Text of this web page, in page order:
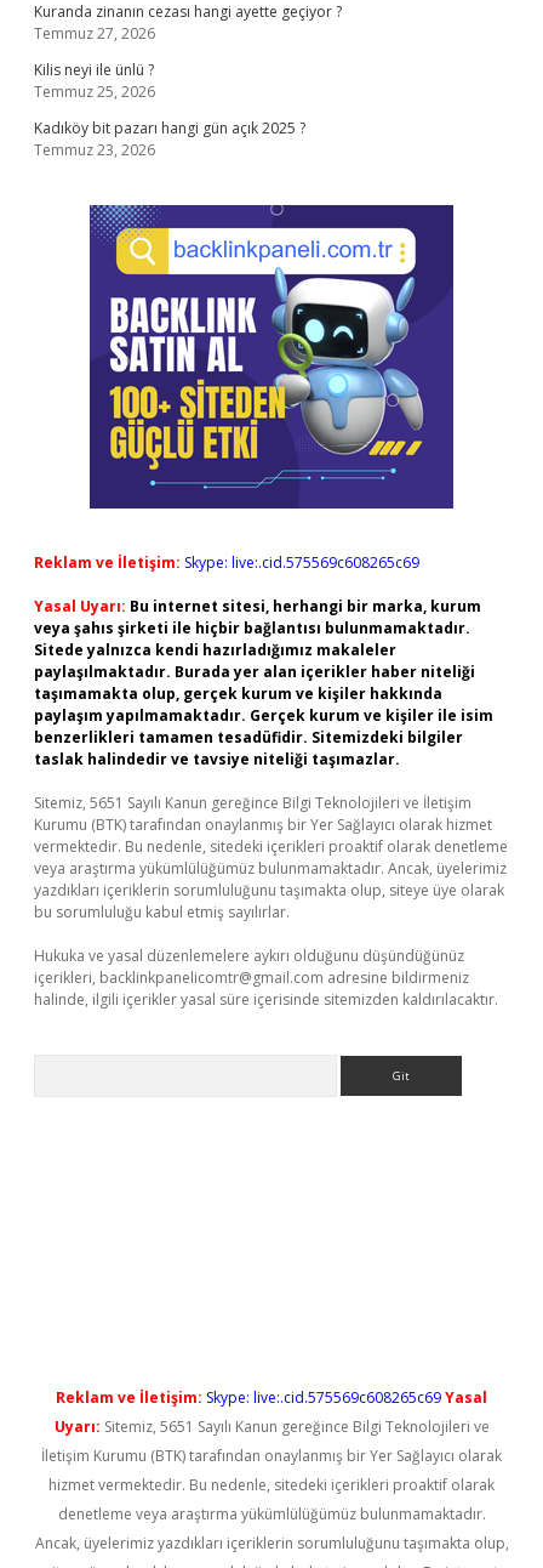
Kuranda zinanın cezası hangi ayette geçiyor ?
Temmuz 27, 2026
Kilis neyi ile ünlü ?
Temmuz 25, 2026
Kadıköy bit pazarı hangi gün açık 2025 ?
Temmuz 23, 2026
Reklam ve İletişim: Skype: live:.cid.575569c608265c69
Yasal Uyarı: Bu internet sitesi, herhangi bir marka, kurum
veya şahıs şirketi ile hiçbir bağlantısı bulunmamaktadır.
Sitede yalnızca kendi hazırladığımız makaleler
paylaşılmaktadır. Burada yer alan içerikler haber niteliği
taşımamakta olup, gerçek kurum ve kişiler hakkında
paylaşım yapılmamaktadır. Gerçek kurum ve kişiler ile isim
benzerlikleri tamamen tesadüfidir. Sitemizdeki bilgiler
taslak halindedir ve tavsiye niteliği taşımazlar.
Sitemiz, 5651 Sayılı Kanun gereğince Bilgi Teknolojileri ve İletişim
Kurumu (BTK) tarafından onaylanmış bir Yer Sağlayıcı olarak hizmet
vermektedir. Bu nedenle, sitedeki içerikleri proaktif olarak denetleme
veya araştırma yükümlülüğümüz bulunmamaktadır. Ancak, üyelerimiz
yazdıkları içeriklerin sorumluluğunu taşımakta olup, siteye üye olarak
bu sorumluluğu kabul etmiş sayılırlar.
Hukuka ve yasal düzenlemelere aykırı olduğunu düşündüğünüz
içerikleri, backlinkpanelicomtr@gmail.com adresine bildirmeniz
halinde, ilgili içerikler yasal süre içerisinde sitemizden kaldırılacaktır.
Reklam ve İletişim: Skype: live:.cid.575569c608265c69Yasal
Uyarı: Sitemiz, 5651 Sayılı Kanun gereğince Bilgi Teknolojileri ve
İletişim Kurumu (BTK) tarafından onaylanmış bir Yer Sağlayıcı olarak
hizmet vermektedir. Bu nedenle, sitedeki içerikleri proaktif olarak
denetleme veya araştırma yükümlülüğümüz bulunmamaktadır.
Ancak, üyelerimiz yazdıkları içeriklerin sorumluluğunu taşımakta olup,